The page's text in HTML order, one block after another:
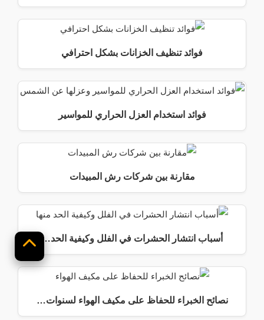
فوائد تنظيف الخزانات بشكل احترافي
فوائد استخدام العزل الحراري للمواسير
مقارنة بين شركات رش المبيدات
أسباب انتشار الحشرات في الفلل وكيفية الحد…
نصائح الخبراء للحفاظ على مكيف الهواء لسنوات…
لايجار الصفحة .. اتصل بنا الان!
اتصل بنا تحدث معنا